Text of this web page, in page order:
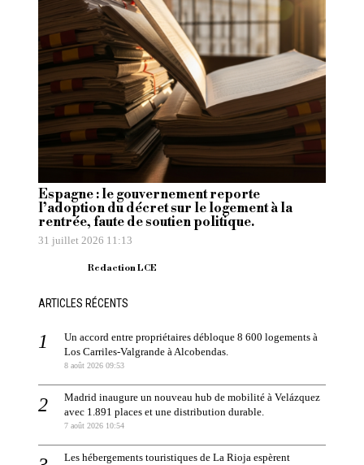
Espagne : le gouvernement reporte
l’adoption du décret sur le logement à la
rentrée, faute de soutien politique.
31 juillet 2026 11:13
Redaction LCE
ARTICLES RÉCENTS
Un accord entre propriétaires débloque 8 600 logements à
Los Carriles-Valgrande à Alcobendas.
8 août 2026 09:53
Madrid inaugure un nouveau hub de mobilité à Velázquez
avec 1.891 places et une distribution durable.
7 août 2026 10:54
Les hébergements touristiques de La Rioja espèrent